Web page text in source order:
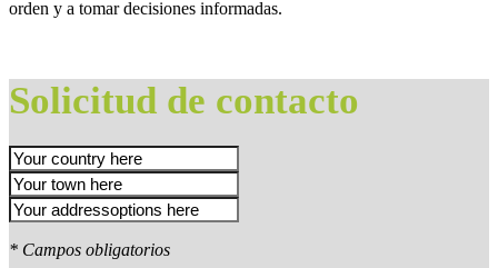
orden y a tomar decisiones informadas.
Solicitud de contacto
* Campos obligatorios